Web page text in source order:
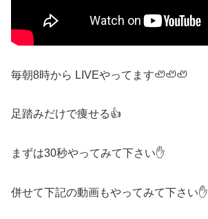
毎朝8時から LIVEやってます🦥🦥🦥
足踏みだけで痩せる👍
まずは30秒やってみて下さい✋
併せて下記の動画もやってみて下さい✋